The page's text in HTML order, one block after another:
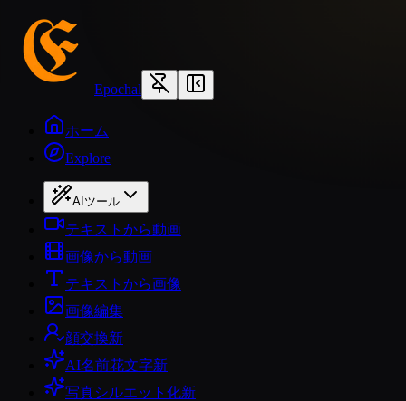
Epochal
ホーム
Explore
AIツール
テキストから動画
画像から動画
テキストから画像
画像編集
顔交換新
AI名前花文字新
写真シルエット化新